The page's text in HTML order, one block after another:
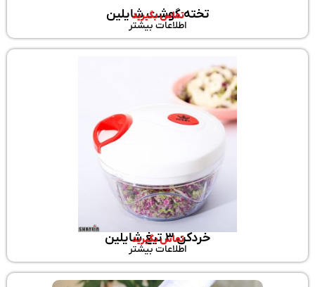
تخته گوشت شایلین
تماس بگیرید
اطلاعات بیشتر
خردکن 3 تیغ شایلینتماس بگیرید
اطلاعات بیشتر